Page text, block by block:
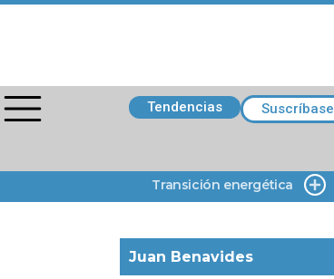
Tendencias Suscríbase
Transición energética
Juan Benavides